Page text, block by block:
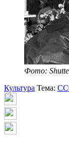
Фото:
Культура Тема: